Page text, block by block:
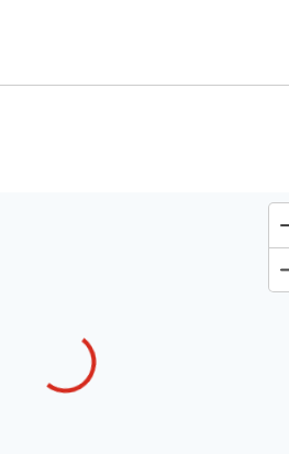
Loading...